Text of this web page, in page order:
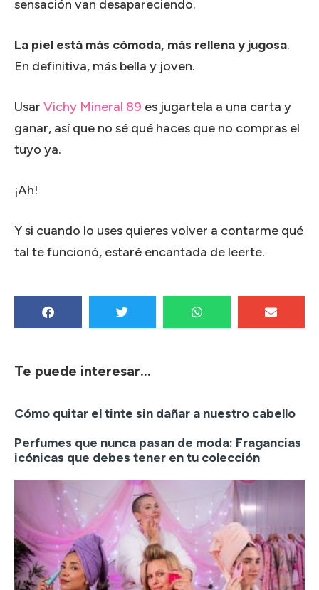
sensación van desapareciendo.
La piel está más cómoda, más rellena y jugosa.
En definitiva, más bella y joven.
Usar Vichy Mineral 89 es jugartela a una carta y
ganar, así que no sé qué haces que no compras el
tuyo ya.
¡Ah!
Y si cuando lo uses quieres volver a contarme qué
tal te funcionó, estaré encantada de leerte.
Te puede interesar...
Cómo quitar el tinte sin dañar a nuestro cabello
Perfumes que nunca pasan de moda: Fragancias
icónicas que debes tener en tu colección